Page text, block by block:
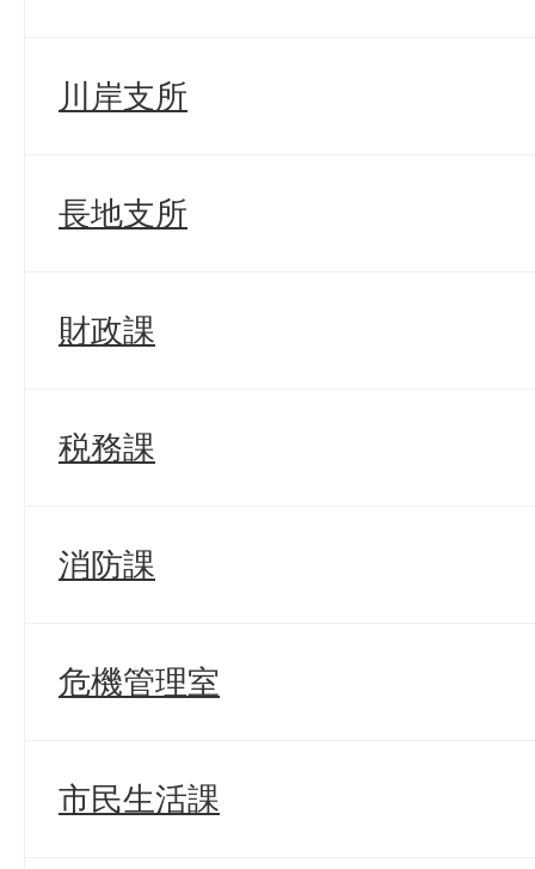
川岸支所
長地支所
財政課
税務課
消防課
危機管理室
市民生活課